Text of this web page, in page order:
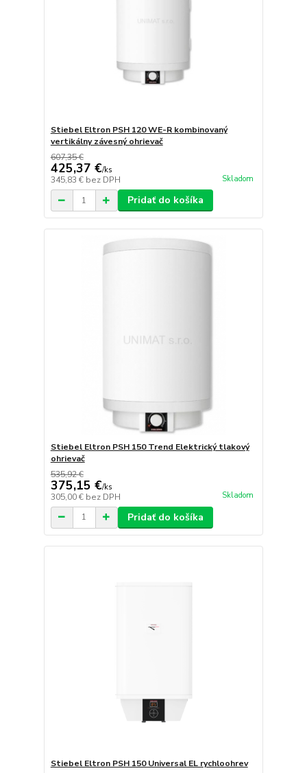
Stiebel Eltron PSH 120 WE-R kombinovaný
vertikálny závesný ohrievač
607,35 €
425,37 €/ks
345,83 € bez DPH Skladom
Pridať do košíka
Stiebel Eltron PSH 150 Trend Elektrický tlakový
ohrievač
535,92 €
375,15 €/ks
305,00 € bez DPH Skladom
Pridať do košíka
Stiebel Eltron PSH 150 Universal EL rychloohrev